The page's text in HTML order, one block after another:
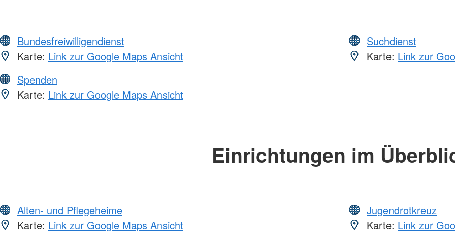
Bundesfreiwilligendienst
Karte: Link zur Google Maps Ansicht
Spenden
Karte: Link zur Google Maps Ansicht
Suchdienst
Karte: Link zur
Einrichtungen im
Alten- und Pflegeheime
Karte: Link zur Google Maps Ansicht
Jugendrotkreuz
Karte: Link zur